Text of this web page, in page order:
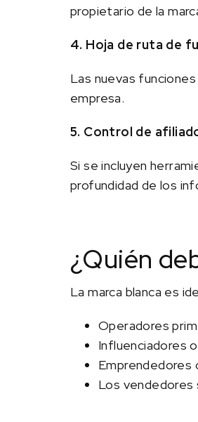
propietario de la
4. Hoja de ruta de
Las nuevas
empresa.
5. Control de
Si se incluyen
profundidad de los
¿Quién
La marca blanca es
Operadores
Influenciadores
Emprendedores
Los vendedores